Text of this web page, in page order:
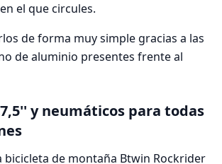
el que circules.
de forma muy simple gracias a las
de aluminio presentes frente al
y neumáticos para todas
bicicleta de montaña Btwin Rockrider